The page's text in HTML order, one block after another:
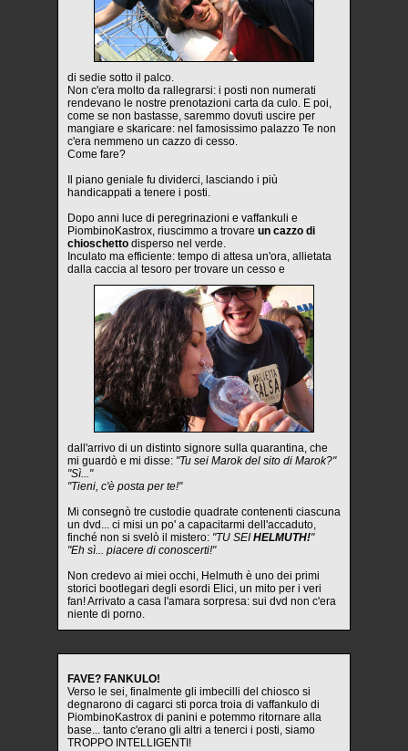
di sedie sotto il palco.
Non c'era molto da rallegrarsi: i posti non numerati
rendevano le nostre prenotazioni carta da culo. E poi,
come se non bastasse, saremmo dovuti uscire per
mangiare e skaricare: nel famosissimo palazzo Te non
c'era nemmeno un cazzo di cesso.
Come fare?
Il piano geniale fu dividerci, lasciando i più
handicappati a tenere i posti.
Dopo anni luce di peregrinazioni e vaffankuli e
PiombinoKastrox, riuscimmo a trovare un cazzo di
chioschetto disperso nel verde.
Inculato ma efficiente: tempo di attesa un'ora, allietata
dalla caccia al tesoro per trovare un cesso e
dall'arrivo di un distinto signore sulla quarantina, che
mi guardò e mi disse: "Tu sei Marok del sito di Marok?"
"Sì..."
"Tieni, c'è posta per te!"
Mi consegnò tre custodie quadrate contenenti ciascuna
un dvd... ci misi un po' a capacitarmi dell'accaduto,
finché non si svelò il mistero: "TU SEIHELMUTH!"
"Eh sì... piacere di conoscerti!"
Non credevo ai miei occhi, Helmuth è uno dei primi
storici bootlegari degli esordi Elici, un mito per i veri
fan! Arrivato a casa l'amara sorpresa: sui dvd non c'era
niente di porno.
FAVE? FANKULO!
Verso le sei, finalmente gli imbecilli del chiosco si
degnarono di cagarci sti porca troia di vaffankulo di
PiombinoKastrox di panini e potemmo ritornare alla
base... tanto c'erano gli altri a tenerci i posti, siamo
TROPPO INTELLIGENTI!